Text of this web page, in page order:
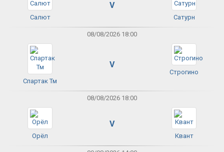
Салют
V
Сатурн
08/08/2026 18:00
Спартак Тм
V
Строгино
08/08/2026 18:00
Орёл
V
Квант